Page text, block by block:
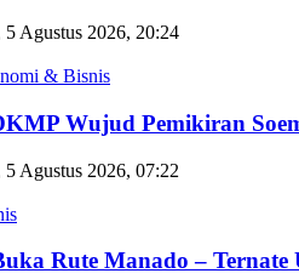
5 Agustus 2026, 20:24
& Bisnis
Wujud Pemikiran
5 Agustus 2026, 07:22
Rute Manado –